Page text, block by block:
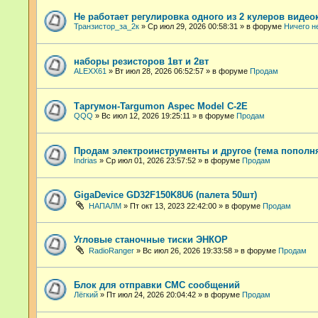
Не работает регулировка одного из 2 кулеров
Транзистор_за_2к » Ср июл 29, 2026 00:58:31 » в форуме Ничего
наборы резисторов 1вт и 2вт
ALEXX61 » Вт июл 28, 2026 06:52:57 » в форуме Продам
Таргумон-Targumon Aspec Model C-2E
QQQ » Вс июл 12, 2026 19:25:11 » в форуме Продам
Продам электроинструменты и другое (тема
Indrias » Ср июл 01, 2026 23:57:52 » в форуме Продам
GigaDevice GD32F150K8U6 (палета 50шт)
НАПАЛМ » Пт окт 13, 2023 22:42:00 » в форуме Продам
Угловые станочные тиски ЭНКОР
RadioRanger » Вс июл 26, 2026 19:33:58 » в форуме Продам
Блок для отправки СМС сообщений
Лёгкий » Пт июл 24, 2026 20:04:42 » в форуме Продам